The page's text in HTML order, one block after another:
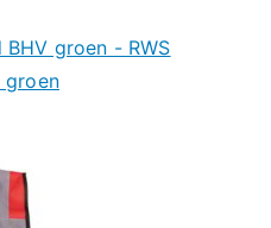
groen - RWS
groen